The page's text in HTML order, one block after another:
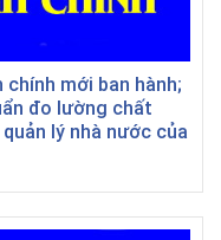
mới ban hành;
đo lường chất
lý nhà nước của